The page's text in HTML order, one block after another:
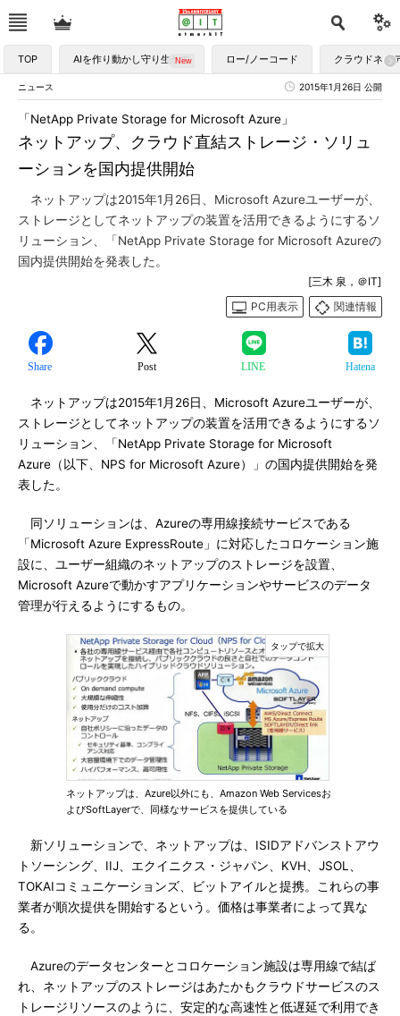
TOP AIを作り動かし守り生かす ロー/ノーコード クラウドネイ
ニュース 2015年1月26日 公開
ネットアップ、クラウド直結ストレージ・ソリュ
ーションを国内提供開始
「NetApp Private Storage for Microsoft Azure」
ネットアップは2015年1月26日、Microsoft Azureユーザーが、
ストレージとしてネットアップの装置を活用できるようにするソ
リューション、「NetApp Private Storage for Microsoft Azureの
国内提供開始を発表した。
[三木 泉，＠IT]
PC用表示
関連情報
Share Post LINE Hatena
ネットアップは2015年1月26日、Microsoft Azureユーザーが、
ストレージとしてネットアップの装置を活用できるようにするソ
リューション、「NetApp Private Storage for Microsoft
Azure（以下、NPS for Microsoft Azure）」の国内提供開始を発
表した。
同ソリューションは、Azureの専用線接続サービスである
「Microsoft Azure ExpressRoute」に対応したコロケーション施
設に、ユーザー組織のネットアップのストレージを設置、
Microsoft Azureで動かすアプリケーションやサービスのデータ
管理が行えるようにするもの。
ネットアップは、Azure以外にも、Amazon Web Servicesお
よびSoftLayerで、同様なサービスを提供している
新ソリューションで、ネットアップは、ISIDアドバンストアウ
トソーシング、IIJ、エクイニクス・ジャパン、KVH、JSOL、
TOKAIコミュニケーションズ、ビットアイルと提携。これらの事
業者が順次提供を開始するという。価格は事業者によって異な
る。
Azureのデータセンターとコロケーション施設は専用線で結ば
れ、ネットアップのストレージはあたかもクラウドサービスのス
トレージリソースのように、安定的な高速性と低遅延で利用でき